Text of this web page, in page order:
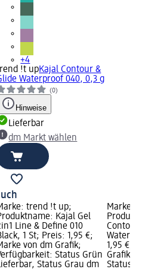
+4
!t upKajal Contour &
Waterproof 040, 0,3 g
(0)
Hinweise
Lieferbar
dm Markt wählen
trend !t up;
Kajal Gel
Line & Define 010
1 St; Preis: 1,95 €;
von dm Grafik;
Status Grün
Status Grau dm
Marke:
Contour
1,95 €;
Grafik;
Status